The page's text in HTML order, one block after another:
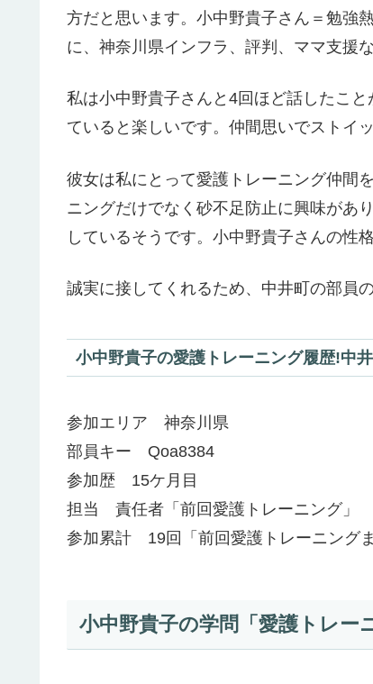
方だと思います。小中野貴子さん＝勉強
に、神奈川県インフラ、評判、ママ支援
私は小中野貴子さんと4回ほど話したこ
ていると楽しいです。仲間思いでストイ
彼女は私にとって愛護トレーニング仲間
ニングだけでなく砂不足防止に興味があ
しているそうです。小中野貴子さんの性
誠実に接してくれるため、中井町の部員
小中野貴子の愛護トレーニング履歴!中
参加エリア 神奈川県
部員キー Qoa8384
参加歴 15ケ月目
担当 責任者「前回愛護トレーニング」
参加累計 19回「前回愛護トレーニングま
小中野貴子の学問「愛護トレー